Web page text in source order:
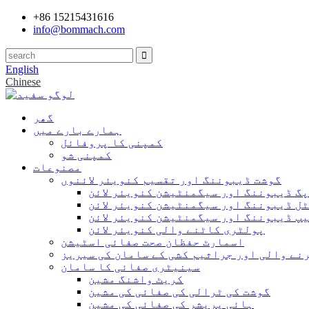
+86 15215431616
info@bommach.com
English
Chinese
گھر
ہمارے بارے میں
کمپنی کا پروفائل
کمپنی شو
مصنوعات
گوشت ڈیبوننگ اور تقسیم کنویئر لائنوں
پگ ڈیبوننگ اور سیگمنٹیشن کنویئر لائن
ڈیبوننگ اور سیگمنٹیشن کنویئر لائن
ڈیبوننگ اور سیگمنٹیشن کنویئر لائن
پولٹری کاٹنے والی کنویئر لائن
اسمارٹ حفظان صحت صفائی اسٹیشن
والی اور جراثیم کشی کے سامان کی سیریز
سینیٹری صفائی کا سامان
کریٹ واشنگ مشین
گوشت کی ٹرالی کی صفائی کی مشین
ہائی پریشر کی صفائی کی مشین